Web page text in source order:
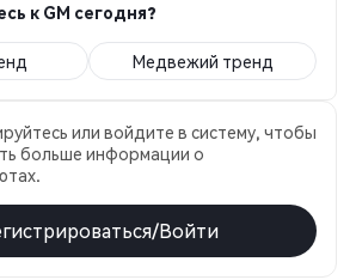
к GM сегодня?
Медвежий тренд
или войдите в систему, чтобы
больше информации о
Войти